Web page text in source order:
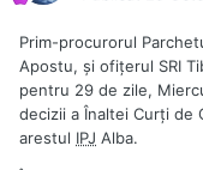
Prim-procurorul
Apostu, şi ofiţerul SRI
pentru 29 de zile,
decizii a Înaltei Curţi de
arestul IPJ Alba.